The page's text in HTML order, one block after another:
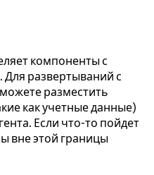
компоненты с
развертываний с
разместить
как учетные данные)
Если что-то пойдет
вне этой границы